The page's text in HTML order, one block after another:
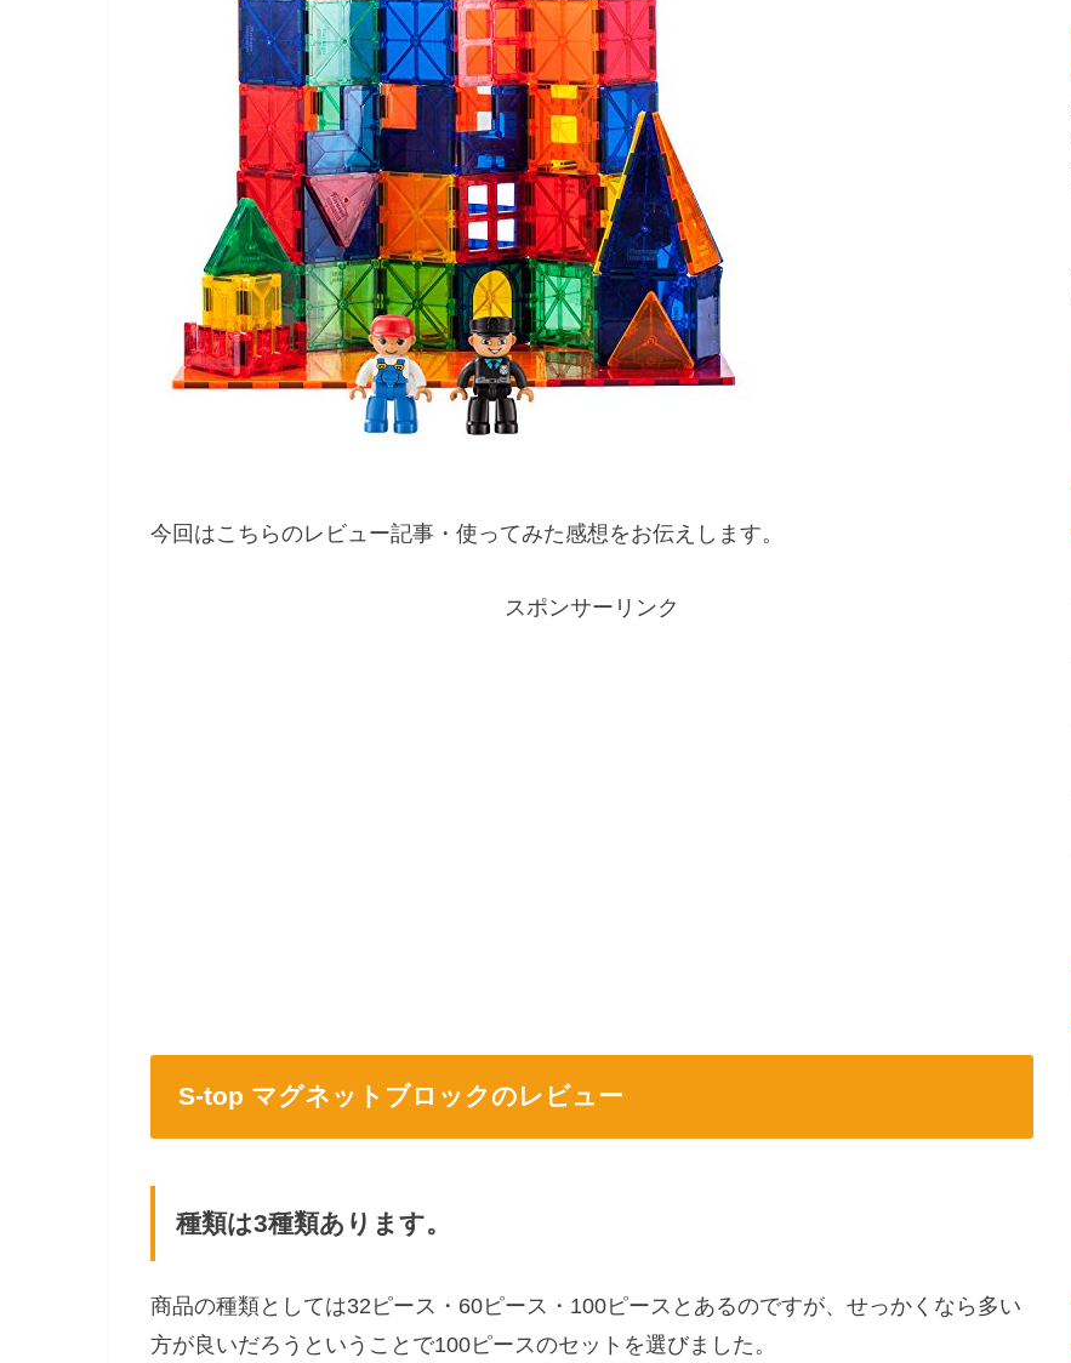
今回はこちらのレビュー記事・使ってみた感想をお伝えします。
スポンサーリンク
S-top マグネットブロックのレビュー
種類は3種類あります。
商品の種類としては32ピース・60ピース・100ピースとあるのですが、せっかくなら多い
方が良いだろうということで100ピースのセットを選びました。